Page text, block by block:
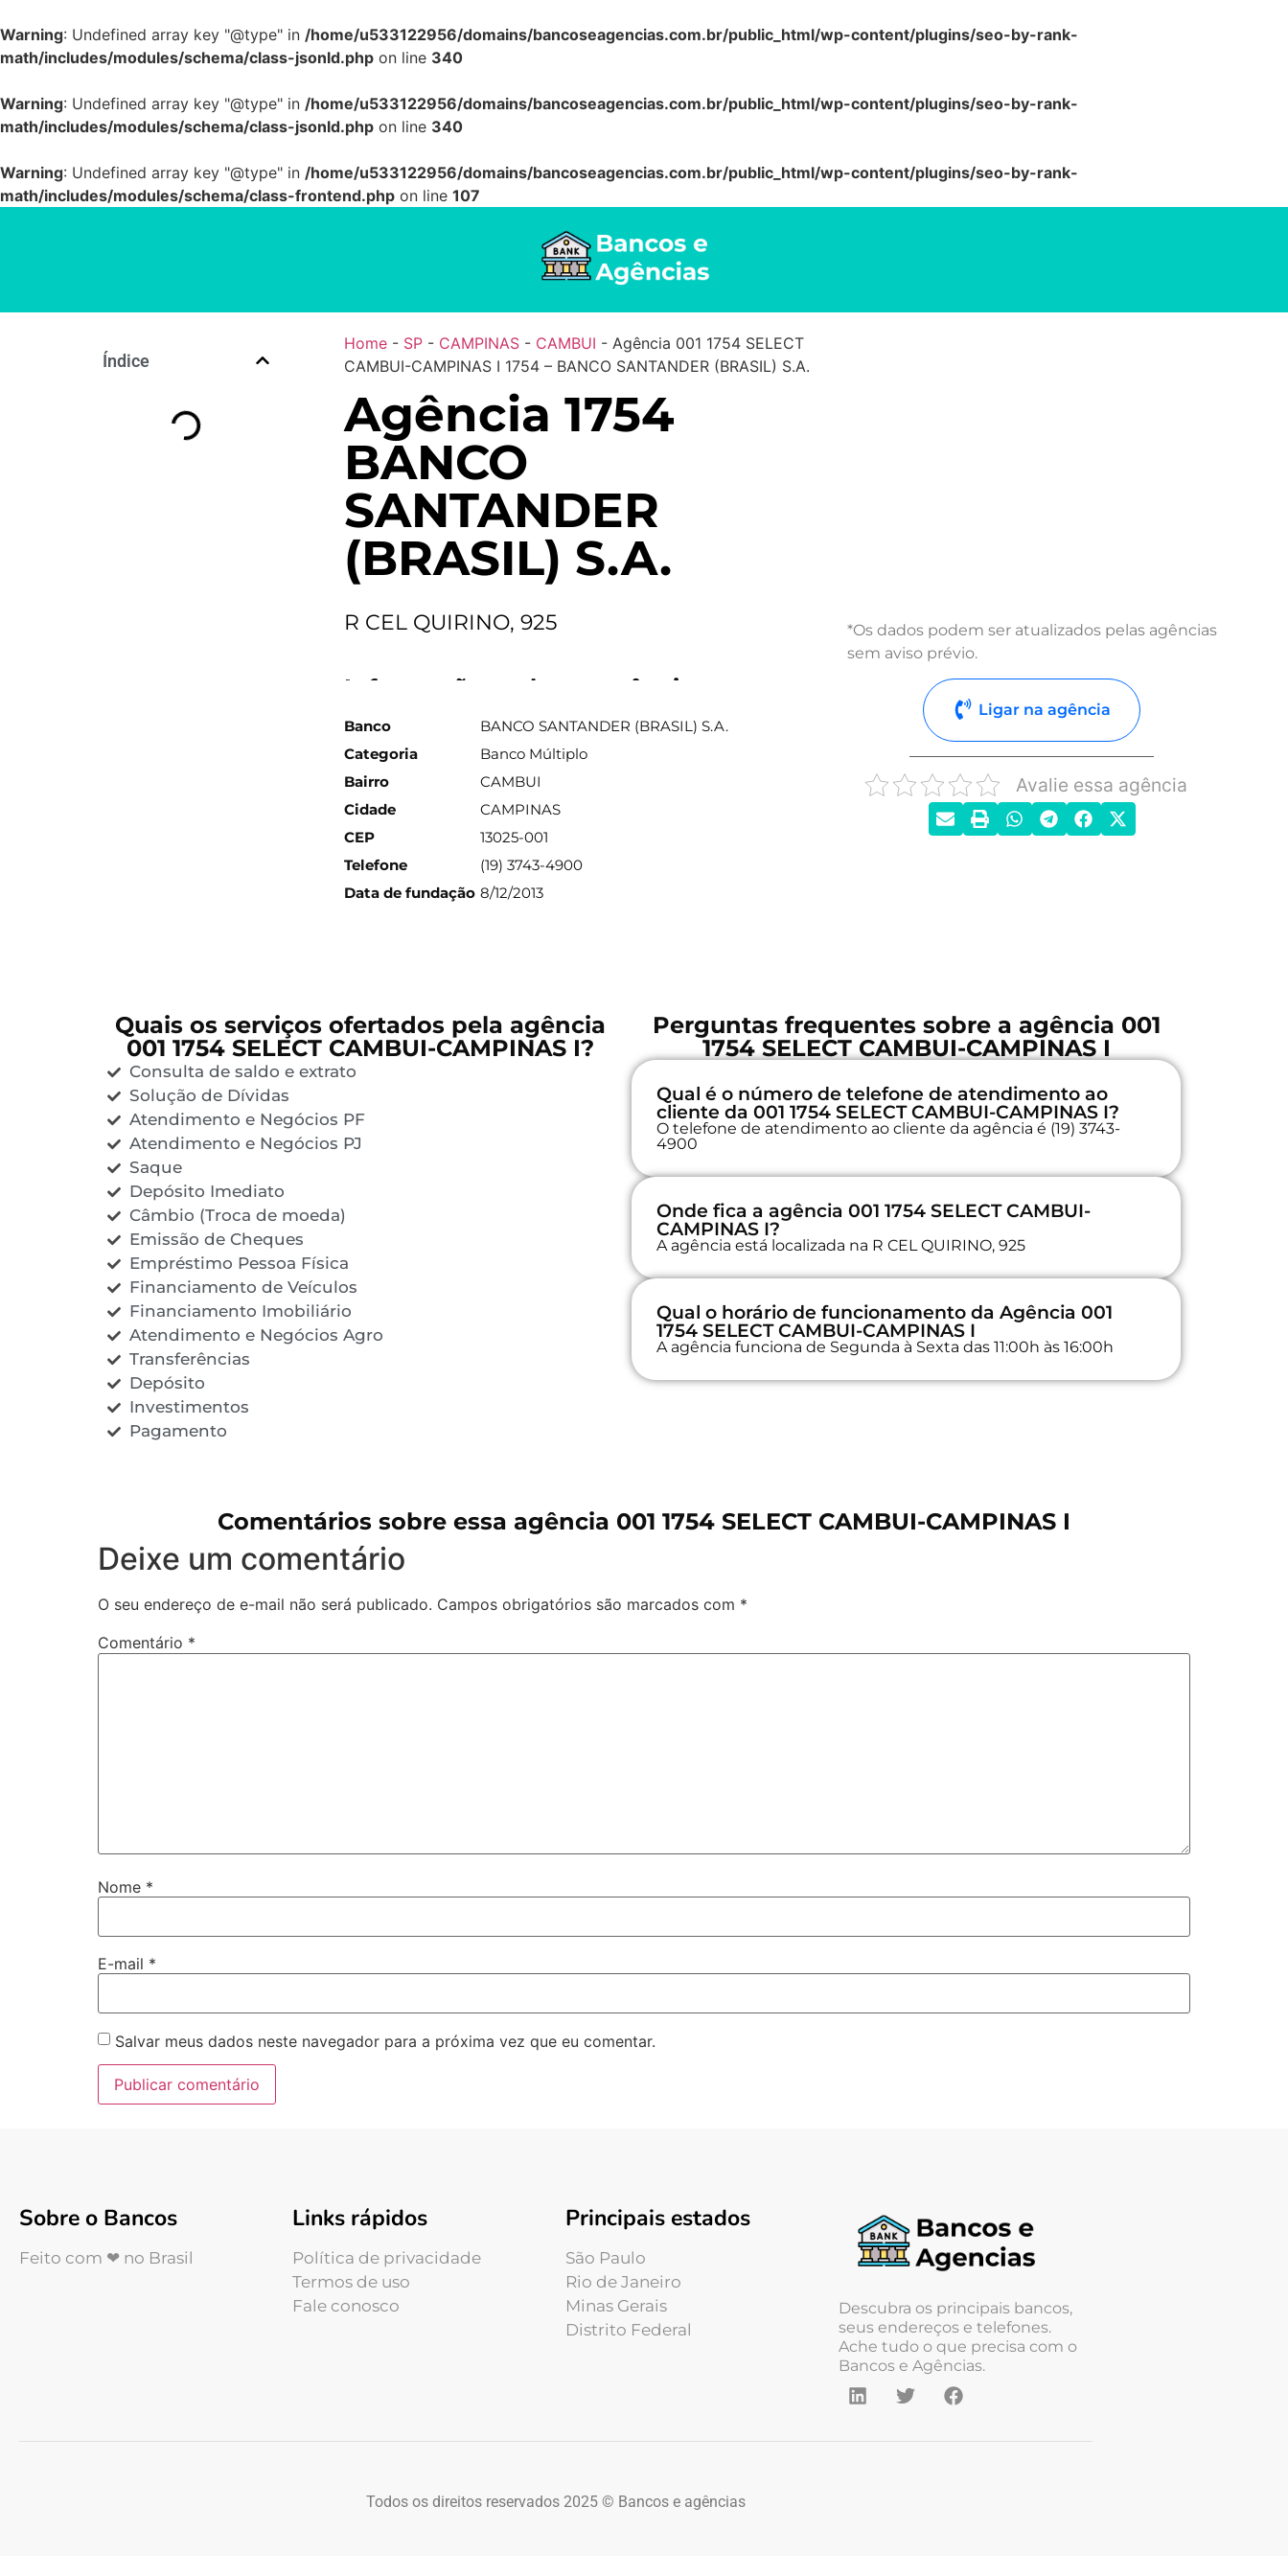
Warning: Undefined array key "@type" in /home/u533122956/domains/bancoseagencias.com.br/public_html/wp-content/plugins/seo-by-rank-
math/includes/modules/schema/class-jsonld.php on line 340
Warning: Undefined array key "@type" in /home/u533122956/domains/bancoseagencias.com.br/public_html/wp-content/plugins/seo-by-rank-
math/includes/modules/schema/class-jsonld.php on line 340
Warning: Undefined array key "@type" in /home/u533122956/domains/bancoseagencias.com.br/public_html/wp-content/plugins/seo-by-rank-
math/includes/modules/schema/class-frontend.php on line 107
Índice
Home- SP- CAMPINAS- CAMBUI - Agência 001 1754 SELECT
CAMBUI-CAMPINAS I 1754 – BANCO SANTANDER (BRASIL) S.A.
Agência 1754
BANCO
SANTANDER
(BRASIL) S.A.
R CEL QUIRINO, 925
Informações sobre a agência
Banco
BANCO SANTANDER (BRASIL) S.A.
Categoria
Banco Múltiplo
Bairro
CAMBUI
Cidade
CAMPINAS
CEP
13025-001
Telefone
(19) 3743-4900
Data de fundação 8/12/2013
*Os dados podem ser atualizados pelas agências
sem aviso prévio.
Ligar na agência
Avalie essa agência
Quais os serviços ofertados pela agência
001 1754 SELECT CAMBUI-CAMPINAS I?
Consulta de saldo e extrato
Solução de Dívidas
Atendimento e Negócios PF
Atendimento e Negócios PJ
Saque
Depósito Imediato
Câmbio (Troca de moeda)
Emissão de Cheques
Empréstimo Pessoa Física
Financiamento de Veículos
Financiamento Imobiliário
Atendimento e Negócios Agro
Transferências
Depósito
Investimentos
Pagamento
Perguntas frequentes sobre a agência 001
1754 SELECT CAMBUI-CAMPINAS I
Qual é o número de telefone de atendimento ao
cliente da 001 1754 SELECT CAMBUI-CAMPINAS I?
O telefone de atendimento ao cliente da agência é (19) 3743-
4900
Onde fica a agência 001 1754 SELECT CAMBUI-
CAMPINAS I?
A agência está localizada na R CEL QUIRINO, 925
Qual o horário de funcionamento da Agência 001
1754 SELECT CAMBUI-CAMPINAS I
A agência funciona de Segunda à Sexta das 11:00h às 16:00h
Comentários sobre essa agência 001 1754 SELECT CAMBUI-CAMPINAS I
Deixe um comentário
O seu endereço de e-mail não será publicado. Campos obrigatórios são marcados com *
Comentário *
Nome *
E-mail *
Salvar meus dados neste navegador para a próxima vez que eu comentar.
Sobre o Bancos
Feito com ❤ no Brasil
Links rápidos
Política de privacidade
Termos de uso
Fale conosco
Principais estados
São Paulo
Rio de Janeiro
Minas Gerais
Distrito Federal
Descubra os principais bancos,
seus endereços e telefones.
Ache tudo o que precisa com o
Bancos e Agências.
Todos os direitos reservados 2025 © Bancos e agências